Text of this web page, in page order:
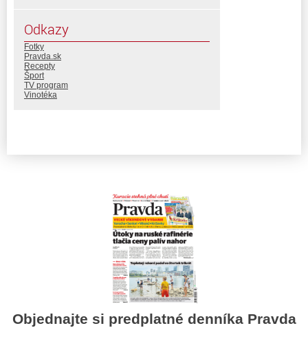
Odkazy
Fotky
Pravda.sk
Recepty
Šport
TV program
Vinotéka
Objednajte si predplatné denníka Pravda